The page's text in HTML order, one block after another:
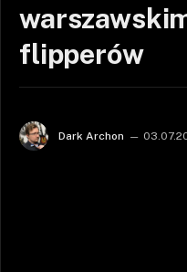
flipperów
Dark Archon